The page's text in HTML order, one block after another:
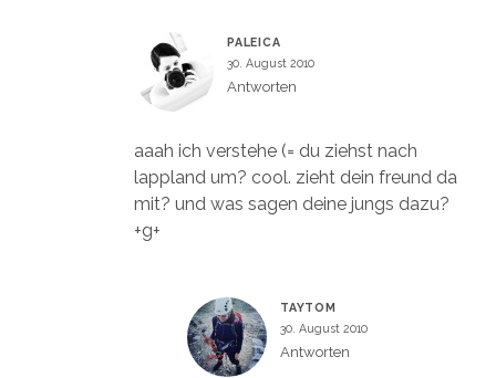
PALEICA
30. August 2010
Antworten
aaah ich verstehe (= du ziehst nach
lappland um? cool. zieht dein freund da
mit? und was sagen deine jungs dazu?
+g+
TAYTOM
30. August 2010
Antworten